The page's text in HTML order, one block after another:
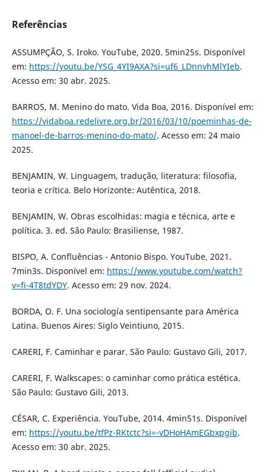
Referências
ASSUMPÇÃO, S. Iroko. YouTube, 2020. 5min25s. Disponível
em: https://youtu.be/YSG_4YI9AXA?si=uf6_LDnnvhMlYIeb.
Acesso em: 30 abr. 2025.
BARROS, M. Menino do mato. Vida Boa, 2016. Disponível em:
https://vidaboa.redelivre.org.br/2016/03/10/poeminhas-de-
manoel-de-barros-menino-do-mato/. Acesso em: 24 maio
2025.
BENJAMIN, W. Linguagem, tradução, literatura: filosofia,
teoria e crítica. Belo Horizonte: Autêntica, 2018.
BENJAMIN, W. Obras escolhidas: magia e técnica, arte e
política. 3. ed. São Paulo: Brasiliense, 1987.
BISPO, A. Confluências - Antonio Bispo. YouTube, 2021.
7min3s. Disponível em: https://www.youtube.com/watch?
v=fi-4T8tdYDY. Acesso em: 29 nov. 2024.
BORDA, O. F. Una sociología sentipensante para América
Latina. Buenos Aires: Siglo Veintiuno, 2015.
CARERI, F. Caminhar e parar. São Paulo: Gustavo Gili, 2017.
CARERI, F. Walkscapes: o caminhar como prática estética.
São Paulo: Gustavo Gili, 2013.
CÉSAR, C. Experiência. YouTube, 2014. 4min51s. Disponível
em: https://youtu.be/tfPz-RKtctc?si=-vDHoHAmEGbxpgib.
Acesso em: 30 abr. 2025.